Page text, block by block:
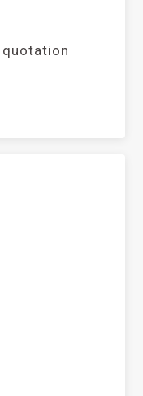
quotation